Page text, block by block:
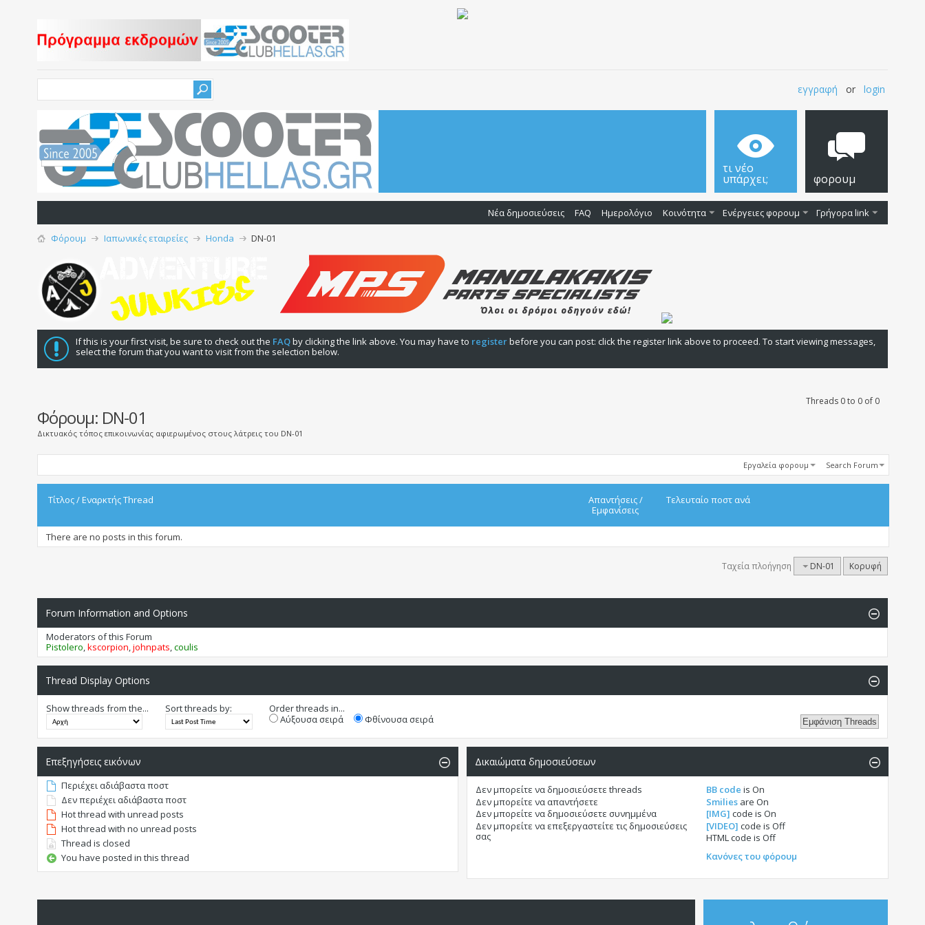
εγγραφή or login
τι νέο
υπάρχει; φορουμ
Νέα δημοσιεύσεις FAQ Ημερολόγιο Κοινότητα Ενέργειες φορουμ Γρήγορα link
Φόρουμ Ιαπωνικές εταιρείες Honda DN-01
If this is your first visit, be sure to check out the FAQby clicking the link above. You may have to registerbefore you can post: click the register link above to proceed. To start viewing messages,
select the forum that you want to visit from the selection below.
Threads 0 to 0 of 0
Φόρουμ: DN-01
Δικτυακός τόπος επικοινωνίας αφιερωμένος στους λάτρεις του DN-01
Εργαλεία φορουμ Search Forum
Τίτλος/Εναρκτής Thread Απαντήσεις/
Εμφανίσεις
Τελευταίο ποστ ανά
There are no posts in this forum.
Ταχεία πλοήγηση DN-01 Κορυφή
Forum Information and Options
Moderators of this Forum
Pistolero,kscorpion,johnpats,coulis
Thread Display Options
Show threads from the... Sort threads by:
Order threads in...
Αύξουσα σειρά
Φθίνουσα σειρά
Επεξηγήσεις εικόνων
Περιέχει αδιάβαστα ποστ
Δεν περιέχει αδιάβαστα ποστ
Hot thread with unread posts
Hot thread with no unread posts
Thread is closed
You have posted in this thread
Δικαιώματα δημοσιεύσεων
Δεν μπορείτε να δημοσιεύσετε threads
Δεν μπορείτε να απαντήσετε
Δεν μπορείτε να δημοσιεύσετε συνημμένα
Δεν μπορείτενα επεξεργαστείτε τις δημοσιεύσεις
σας
BB code is On
Smiliesare On
[IMG] code is On
[VIDEO] code is Off
HTML code is Off
Κανόνες του φόρουμ